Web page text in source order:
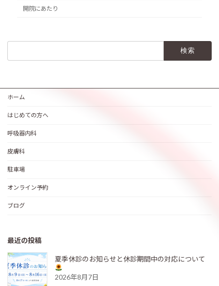
開院にあたり
ホーム
はじめての方へ
呼吸器内科
皮膚科
駐車場
オンライン予約
ブログ
最近の投稿
夏季休診のお知らせと休診期間中の対応について
2026年8月7日